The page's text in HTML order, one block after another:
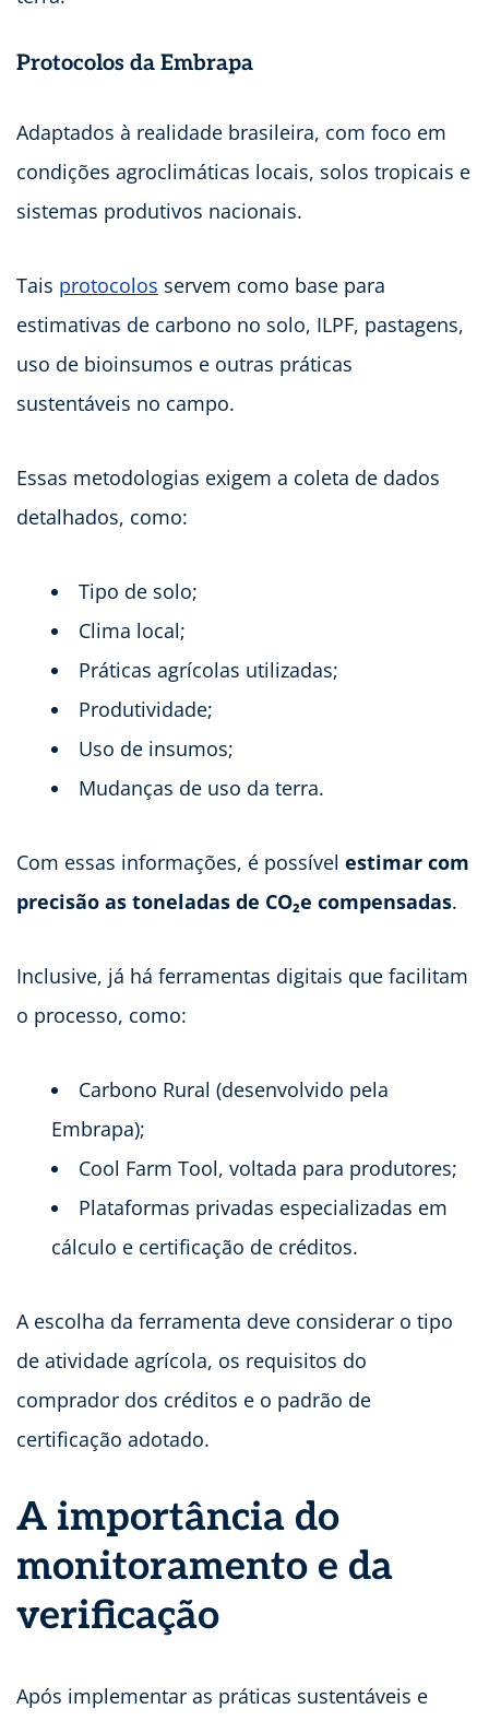
Protocolos da Embrapa
Adaptados à realidade brasileira, com foco em
condições agroclimáticas locais, solos tropicais e
sistemas produtivos nacionais.
Tais protocolos servem como base para
estimativas de carbono no solo, ILPF, pastagens,
uso de bioinsumos e outras práticas
sustentáveis no campo.
Essas metodologias exigem a coleta de dados
detalhados, como:
Tipo de solo;
Clima local;
Práticas agrícolas utilizadas;
Produtividade;
Uso de insumos;
Mudanças de uso da terra.
Com essas informações, é possível estimar com
precisão as toneladas de CO₂e compensadas.
Inclusive, já há ferramentas digitais que facilitam
o processo, como:
Carbono Rural (desenvolvido pela
Embrapa);
Cool Farm Tool, voltada para produtores;
Plataformas privadas especializadas em
cálculo e certificação de créditos.
A escolha da ferramenta deve considerar o tipo
de atividade agrícola, os requisitos do
comprador dos créditos e o padrão de
certificação adotado.
A importância do
monitoramento e da
verificação
Após implementar as práticas sustentáveis e